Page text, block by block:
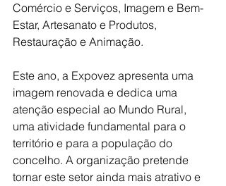
Comércio e Serviços, Imagem e Bem-
Estar, Artesanato e Produtos,
Restauração e Animação.
Este ano, a Expovez apresenta uma
imagem renovada e dedica uma
atenção especial ao Mundo Rural,
uma atividade fundamental para o
território e para a população do
concelho. A organização pretende
tornar este setor ainda mais atrativo e